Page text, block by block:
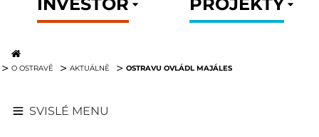
O OSTRAVĚ AKTUÁLNĚ OSTRAVU OVLÁDL MAJÁLES
SVISLÉ MENU